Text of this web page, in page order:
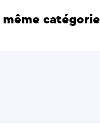
même catégorie